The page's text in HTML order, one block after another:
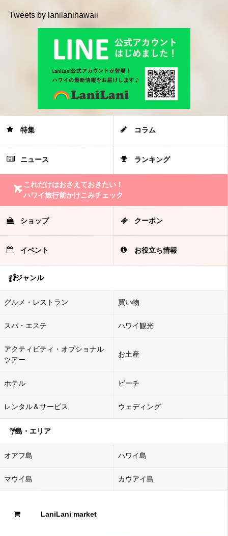
Tweets by lanilanihawaii
特集 コラム
ニュース ランキング
これだけはおさえておきたい！
ハワイ旅行前かけこみチェック
ショップ クーポン
イベント お役立ち情報
ジャンル
グルメ・レストラン 買い物
スパ・エステ ハワイ観光
アクティビティ・オプショナル
ツアー
お土産
ホテル ビーチ
レンタル＆サービス ウェディング
島・エリア
オアフ島 ハワイ島
マウイ島 カウアイ島
LaniLani market